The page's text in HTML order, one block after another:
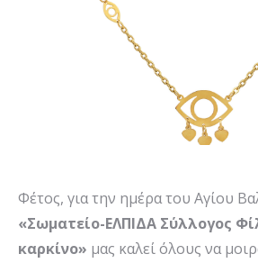
Φέτος, για την ημέρα του Αγίου
«Σωματείο-ΕΛΠΙΔΑ Σύλλογος
καρκίνο» μας καλεί όλους να